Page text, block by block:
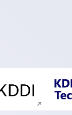
新規ウィンドウで開く